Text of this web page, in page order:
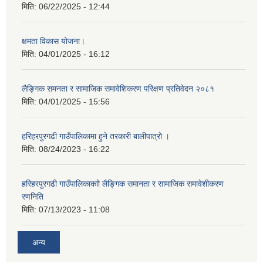
मिति: 06/22/2025 - 12:44
क्षमता विकास योजना।
मिति: 04/01/2025 - 16:12
लैङ्गिक समनता र सामाजिक समावेशिकरण परिक्षण प्रतिवेदन २०८१
मिति: 04/01/2025 - 15:56
हरिहरपुरगढी गाउँपालिकामा हुने तरकारी बालीपात्रो ।
मिति: 08/24/2023 - 16:22
हरिहरपुरगढी गाउँपालिकाकाो लैङ्गिक समानता र सामाजिक समावेशीकरण
रणनिति
मिति: 07/13/2023 - 11:08
अन्य